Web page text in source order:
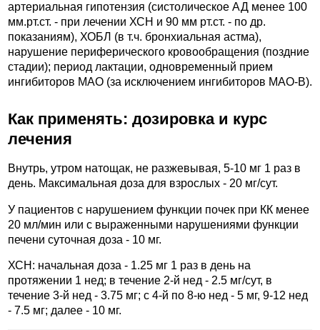
артериальная гипотензия (систолическое АД менее 100
мм.рт.ст. - при лечении ХСН и 90 мм рт.ст. - по др.
показаниям), ХОБЛ (в т.ч. бронхиальная астма),
нарушение периферического кровообращения (поздние
стадии); период лактации, одновременный прием
ингибиторов МАО (за исключением ингибиторов МАО-B).
Как применять: дозировка и курс
лечения
Внутрь, утром натощак, не разжевывая, 5-10 мг 1 раз в
день. Максимальная доза для взрослых - 20 мг/сут.
У пациентов с нарушением функции почек при КК менее
20 мл/мин или с выраженными нарушениями функции
печени суточная доза - 10 мг.
ХСН: начальная доза - 1.25 мг 1 раз в день на
протяжении 1 нед; в течение 2-й нед - 2.5 мг/сут, в
течение 3-й нед - 3.75 мг; с 4-й по 8-ю нед - 5 мг, 9-12 нед
- 7.5 мг; далее - 10 мг.